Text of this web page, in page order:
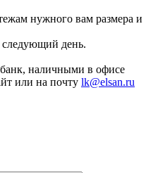
нужного вам размера и
следующий день.
наличными в офисе
или на почту lk@elsan.ru